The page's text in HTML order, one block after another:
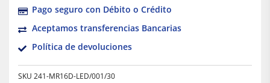
Pago seguro con Débito o Crédito
Aceptamos transferencias Bancarias
Política de devoluciones
SKU 241-MR16D-LED/001/30